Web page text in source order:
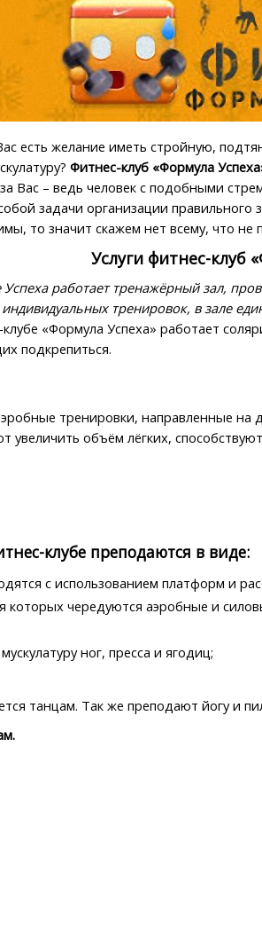
есть желание иметь стройную,
Фитнес-клуб «Формула
Вас – ведь человек с подобными
задачи организации правильного
то значит скажем нет всему, что не
Услуги фитнес-клуб
работает тренажёрный зал,
тренировок, в зале
«Формула Успеха» работает
подкрепиться.
тренировки, направленные на
увеличить объём лёгких,
клубе преподаются в виде:
с использованием платформ и
которых чередуются аэробные и
ног, пресса и ягодиц;
танцам. Так же преподают йогу и